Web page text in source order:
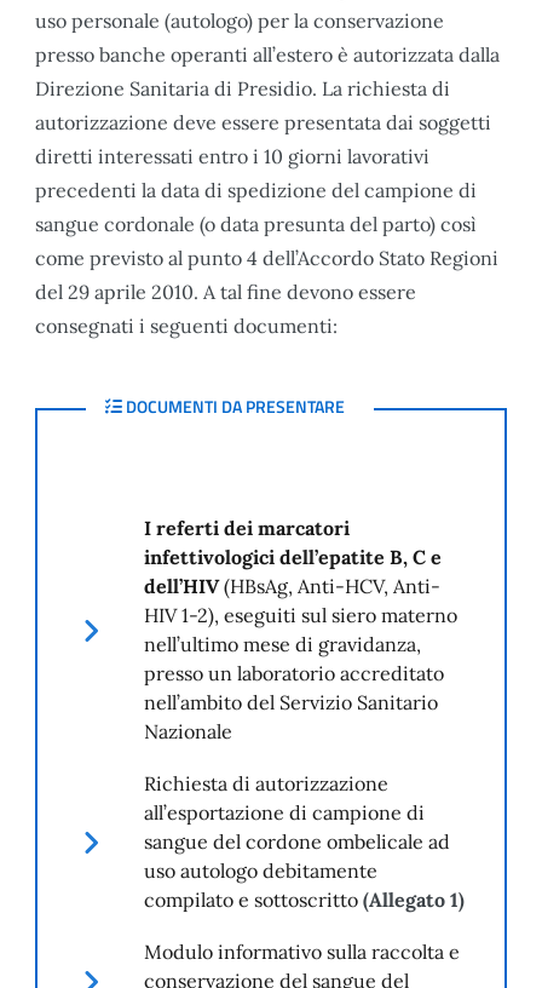
uso personale (autologo) per la conservazione
presso banche operanti all’estero è autorizzata dalla
Direzione Sanitaria di Presidio. La richiesta di
autorizzazione deve essere presentata dai soggetti
diretti interessati entro i 10 giorni lavorativi
precedenti la data di spedizione del campione di
sangue cordonale (o data presunta del parto) così
come previsto al punto 4 dell’Accordo Stato Regioni
del 29 aprile 2010. A tal fine devono essere
consegnati i seguenti documenti:
DOCUMENTI DA PRESENTARE
DOCUMENTI DA PRESENTARE
I referti dei marcatori
infettivologici dell’epatite B, C e
dell’HIV(HBsAg, Anti-HCV, Anti-
HIV 1-2), eseguiti sul siero materno
nell’ultimo mese di gravidanza,
presso un laboratorio accreditato
nell’ambito del Servizio Sanitario
Nazionale
Richiesta di autorizzazione
all’esportazione di campione di
sangue del cordone ombelicale ad
uso autologo debitamente
compilato e sottoscritto (Allegato 1)
Modulo informativo sulla raccolta e
conservazione del sangue del